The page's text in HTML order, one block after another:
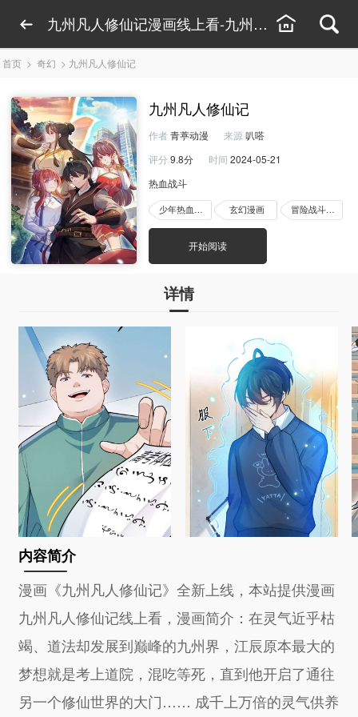
九州凡人修仙记漫画线上看-九州凡人修仙记漫
首页 > 奇幻 > 九州凡人修仙记
九州凡人修仙记
作者 青葶动漫 来源 叭嗒
评分 9.8分 时间 2024-05-21
热血战斗
少年热血漫画 玄幻漫画 冒险战斗漫画
开始阅读
详情
内容简介
漫画《九州凡人修仙记》全新上线，本站提供漫画
九州凡人修仙记线上看，漫画简介：在灵气近乎枯
竭、道法却发展到巅峰的九州界，江辰原本最大的
梦想就是考上道院，混吃等死，直到他开启了通往
另一个修仙世界的大门…… 成千上万倍的灵气供养